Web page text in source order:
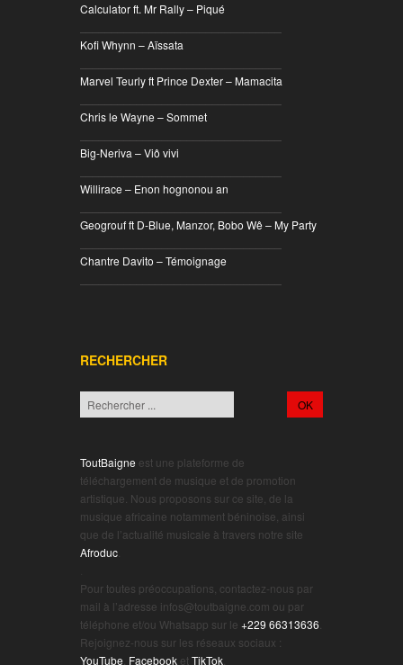
Calculator ft. Mr Rally – Piqué
Kofi Whynn – Aïssata
Marvel Teurly ft Prince Dexter – Mamacita
Chris le Wayne – Sommet
Big-Neriva – Viô vivi
Willirace – Enon hognonou an
Geogrouf ft D-Blue, Manzor, Bobo Wê – My Party
Chantre Davito – Témoignage
RECHERCHER
ToutBaigne est une plateforme de
téléchargement de musique et de promotion
artistique. Nous proposons sur ce site, de la
musique africaine notamment béninoise, ainsi
que de l’actualité musicale à travers notre site
Afroduc
Pour toutes préoccupations, contactez-nous par
mail à l’adresse infos@toutbaigne.com ou par
téléphone et/ou Whatsapp sur le +229 66313636
Rejoignez-nous sur les réseaux sociaux :
YouTube Facebook etTikTok